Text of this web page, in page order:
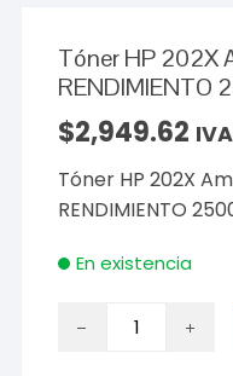
Tóner HP 202X
RENDIMIENTO
$2,949.62
Tóner HP 202X
RENDIMIENTO
En existencia
Tóner